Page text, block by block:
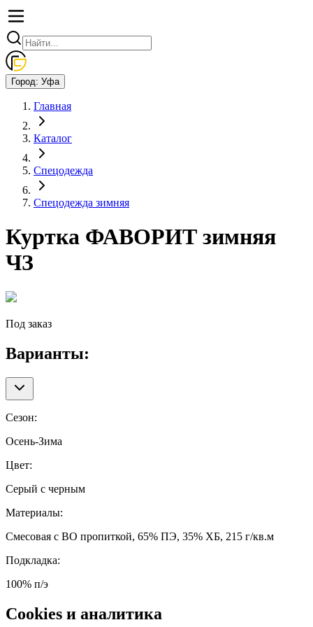
Город: Уфа
Главная
Каталог
Спецодежда
Спецодежда зимняя
Куртка ФАВОРИТ зимняя
ЧЗ
Под заказ
Варианты:
Сезон:
Осень-Зима
Цвет:
Серый с черным
Материалы:
Смесовая с ВО пропиткой, 65% ПЭ, 35% ХБ, 215 г/кв.м
Подкладка:
100% п/э
Cookies и аналитика